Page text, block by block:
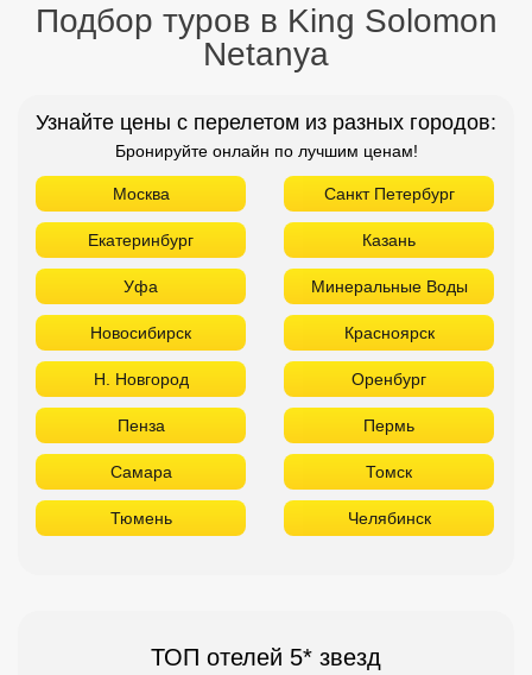
Подбор туров в King Solomon
Netanya
Узнайте цены с перелетом из разных городов:
Бронируйте онлайн по лучшим ценам!
Москва Санкт Петербург
Екатеринбург Казань
Уфа Минеральные Воды
Новосибирск Красноярск
Н. Новгород Оренбург
Пенза Пермь
Самара Томск
Тюмень Челябинск
ТОП отелей 5* звезд